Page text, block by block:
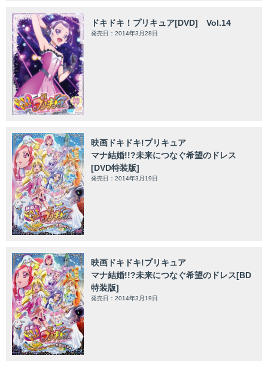
ドキドキ！プリキュア[DVD] Vol.14
発売日：2014年3月28日
映画ドキドキ!プリキュア
マナ結婚!!?未来につなぐ希望のドレス
[DVD特装版]
発売日：2014年3月19日
映画ドキドキ!プリキュア
マナ結婚!!?未来につなぐ希望のドレス[BD
特装版]
発売日：2014年3月19日